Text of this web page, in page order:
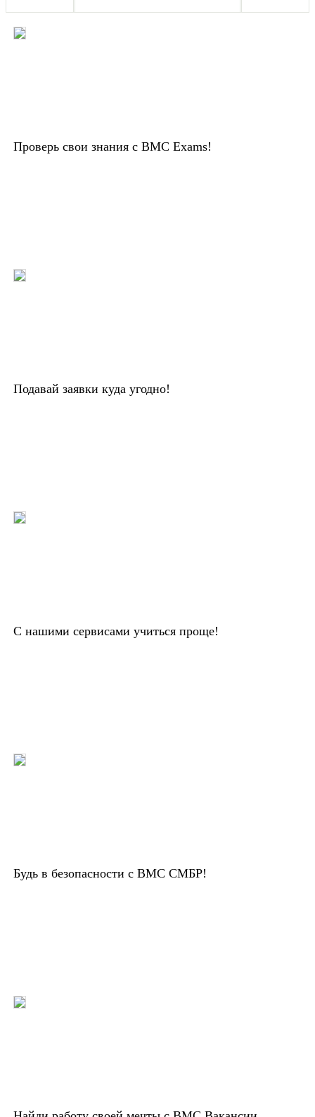
Проверь свои знания с BMC Exams!
Подавай заявки куда угодно!
С нашими сервисами учиться проще!
Будь в безопасности с ВМС СМБР!